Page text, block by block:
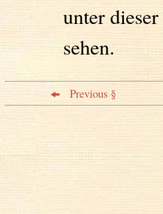
unter dieser
sehen.
Previous §